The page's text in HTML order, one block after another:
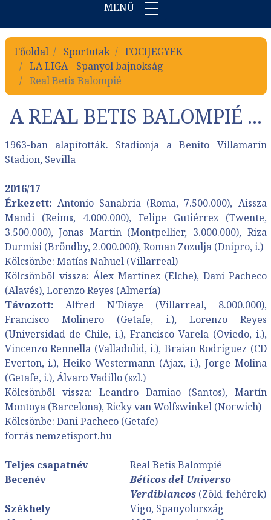
MENÜ
Főoldal Sportutak
FOCIJEGYEK
LA LIGA - Spanyol bajnokság
Real Betis Balompié
A REAL BETIS BALOMPIÉ ...
1963-ban alapították. Stadionja a Benito Villamarín
Stadion, Sevilla
2016/17
Érkezett: Antonio Sanabria (Roma, 7.500.000), Aissza
Mandi (Reims, 4.000.000), Felipe Gutiérrez (Twente,
3.500.000), Jonas Martin (Montpellier, 3.000.000), Riza
Durmisi (Bröndby, 2.000.000), Roman Zozulja (Dnipro, i.)
Kölcsönbe: Matías Nahuel (Villarreal)
Kölcsönből vissza: Álex Martínez (Elche), Dani Pacheco
(Alavés), Lorenzo Reyes (Almería)
Távozott: Alfred N’Diaye (Villarreal, 8.000.000),
Francisco Molinero (Getafe, i.), Lorenzo Reyes
(Universidad de Chile, i.), Francisco Varela (Oviedo, i.),
Vincenzo Rennella (Valladolid, i.), Braian Rodríguez (CD
Everton, i.), Heiko Westermann (Ajax, i.), Jorge Molina
(Getafe, i.), Álvaro Vadillo (szl.)
Kölcsönből vissza: Leandro Damiao (Santos), Martín
Montoya (Barcelona), Ricky van Wolfswinkel (Norwich)
Kölcsönbe: Dani Pacheco (Getafe)
forrás nemzetisport.hu
Teljes csapatnév
Real Betis Balompié
Becenév
Béticos del Universo
Verdiblancos(Zöld-fehérek)
Székhely
Vigo, Spanyolország